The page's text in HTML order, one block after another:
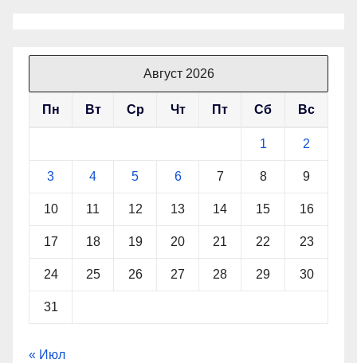
Август 2026
Пн Вт Ср Чт Пт Сб Вс
1 2
3 4 5 6 7 8 9
10 11 12 13 14 15 16
17 18 19 20 21 22 23
24 25 26 27 28 29 30
31
« Июл